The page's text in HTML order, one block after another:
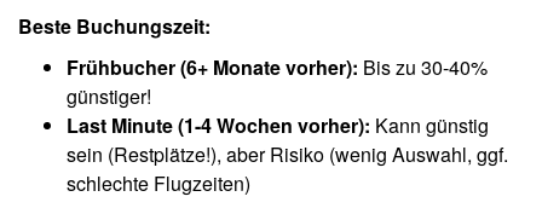
Beste Buchungszeit:
Frühbucher (6+ Monate vorher): Bis zu 30-40%
günstiger!
Last Minute (1-4 Wochen vorher): Kann günstig
sein (Restplätze!), aber Risiko (wenig Auswahl, ggf.
schlechte Flugzeiten)